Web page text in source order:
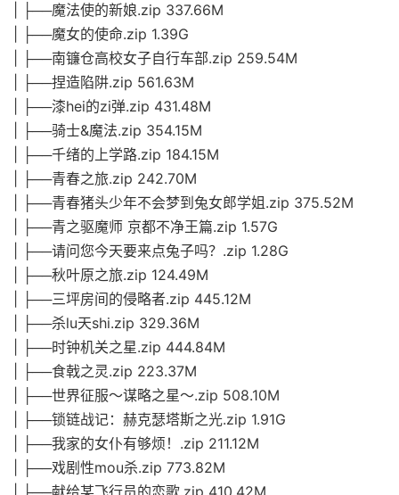
| ├──魔法使的新娘.zip 337.66M
| ├──魔女的使命.zip 1.39G
| ├──南镰仓高校女子自行车部.zip 259.54M
| ├──捏造陷阱.zip 561.63M
| ├──漆hei的zi弹.zip 431.48M
| ├──骑士&魔法.zip 354.15M
| ├──千绪的上学路.zip 184.15M
| ├──青春之旅.zip 242.70M
| ├──青春猪头少年不会梦到兔女郎学姐.zip 375.52M
| ├──青之驱魔师 京都不净王篇.zip 1.57G
| ├──请问您今天要来点兔子吗？.zip 1.28G
| ├──秋叶原之旅.zip 124.49M
| ├──三坪房间的侵略者.zip 445.12M
| ├──杀lu天shi.zip 329.36M
| ├──时钟机关之星.zip 444.84M
| ├──食戟之灵.zip 223.37M
| ├──世界征服～谋略之星～.zip 508.10M
| ├──锁链战记：赫克瑟塔斯之光.zip 1.91G
| ├──我家的女仆有够烦！.zip 211.12M
| ├──戏剧性mou杀.zip 773.82M
| ├──献给某飞行员的恋歌.zip 410.42M